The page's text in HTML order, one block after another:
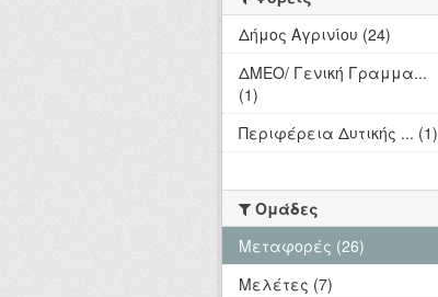
Δήμος Αγρινίου (24)
ΔΜΕΟ/ Γενική Γραμμα...
(1)
Περιφέρεια Δυτικής ... (1)
Ομάδες
Μεταφορές (26)
Μελέτες (7)